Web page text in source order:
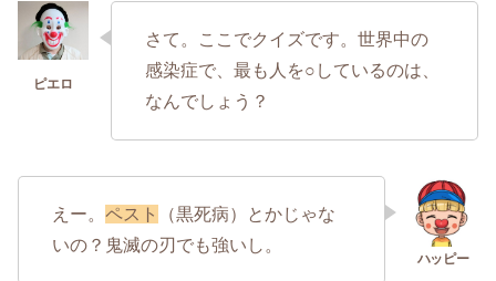
さて。ここでクイズです。世界中の
感染症で、最も人を○しているのは、
なんでしょう？
えー。 ペスト
（黒死病）とかじゃな
いの？鬼滅の刃でも強いし。